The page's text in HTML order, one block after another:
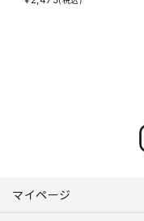
マイページ